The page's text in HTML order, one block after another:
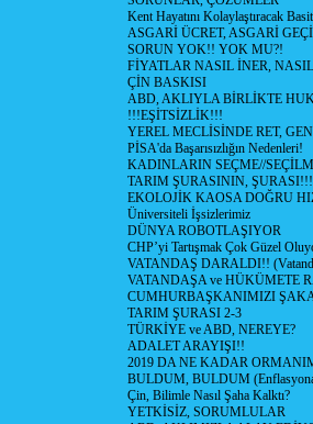
Kent Hayatını Kolaylaştıracak
ASGARİ ÜCRET, ASGARİ
SORUN YOK!! YOK MU?!
FİYATLAR NASIL İNER,
ÇİN BASKISI
ABD, AKLIYLA BİRLİKTE
!!!EŞİTSİZLİK!!!
YEREL MECLİSİNDE RET,
PİSA'da Başarısızlığın Nedenleri!
KADINLARIN SEÇME//
TARIM ŞURASININ, ŞURASI!!!
EKOLOJİK KAOSA DOĞRU
Üniversiteli İşsizlerimiz
DÜNYA ROBOTLAŞIYOR
CHP’yi Tartışmak Çok Güzel
VATANDAŞ DARALDI!!
VATANDAŞA ve HÜKÜMETE
CUMHURBAŞKANIMIZI
TARIM ŞURASI 2-3
TÜRKİYE ve ABD, NEREYE?
ADALET ARAYIŞI!!
2019 DA NE KADAR
BULDUM, BULDUM
Çin, Bilimle Nasıl Şaha Kalktı?
YETKİSİZ, SORUMLULAR